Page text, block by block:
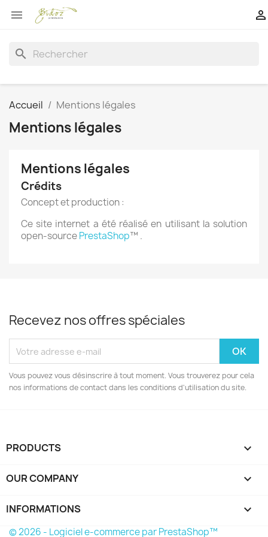
 
search
Accueil Mentions légales
Mentions légales
Mentions légales
Crédits
Concept et production :
Ce site internet a été réalisé en utilisant la solution
open-sourcePrestaShop™ .
Recevez nos offres spéciales
Vous pouvez vous désinscrire à tout moment. Vous trouverez pour cela
nos informations de contact dans les conditions d'utilisation du site.
PRODUCTS 
OUR COMPANY 
INFORMATIONS keyboard_arrow_down
© 2026 - Logiciel e-commerce par PrestaShop™